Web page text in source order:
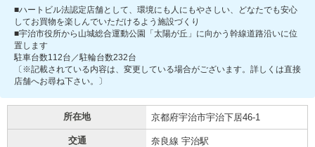
■ハートビル法認定店舗として、環境にも人にもやさしい、どなたでも安心
してお買物を楽しんでいただけるよう施設づくり
■宇治市役所から山城総合運動公園「太陽が丘」に向かう幹線道路沿いに位
置します
駐車台数112台／駐輪台数232台
〔※記載されている内容は、変更している場合がございます。詳しくは直接
店舗へお尋ね下さい。〕
所在地 京都府宇治市宇治下居46-1
交通 奈良線 宇治駅